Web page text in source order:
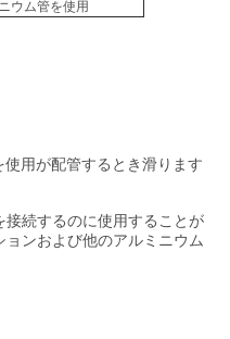
ウム管を使用
使用が配管するとき滑ります
続するのに使用することが
ンおよび他のアルミニウム